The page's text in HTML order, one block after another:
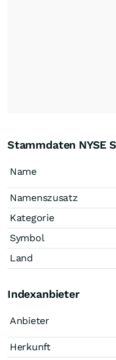
Stammdaten NYSE
Name
Namenszusatz
Kategorie
Symbol
Land
Indexanbieter
Anbieter
Herkunft